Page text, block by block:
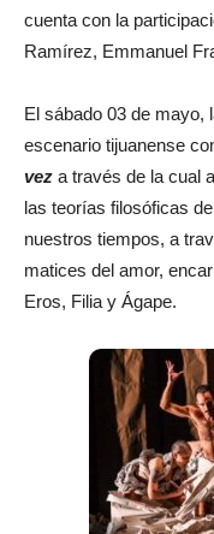
cuenta con la
Ramírez, Emmanuel
El sábado 03 de mayo,
escenario tijuanense
vez a través de la cual
las teorías filosóficas
nuestros tiempos, a
matices del amor,
Eros, Filia y Ágape.